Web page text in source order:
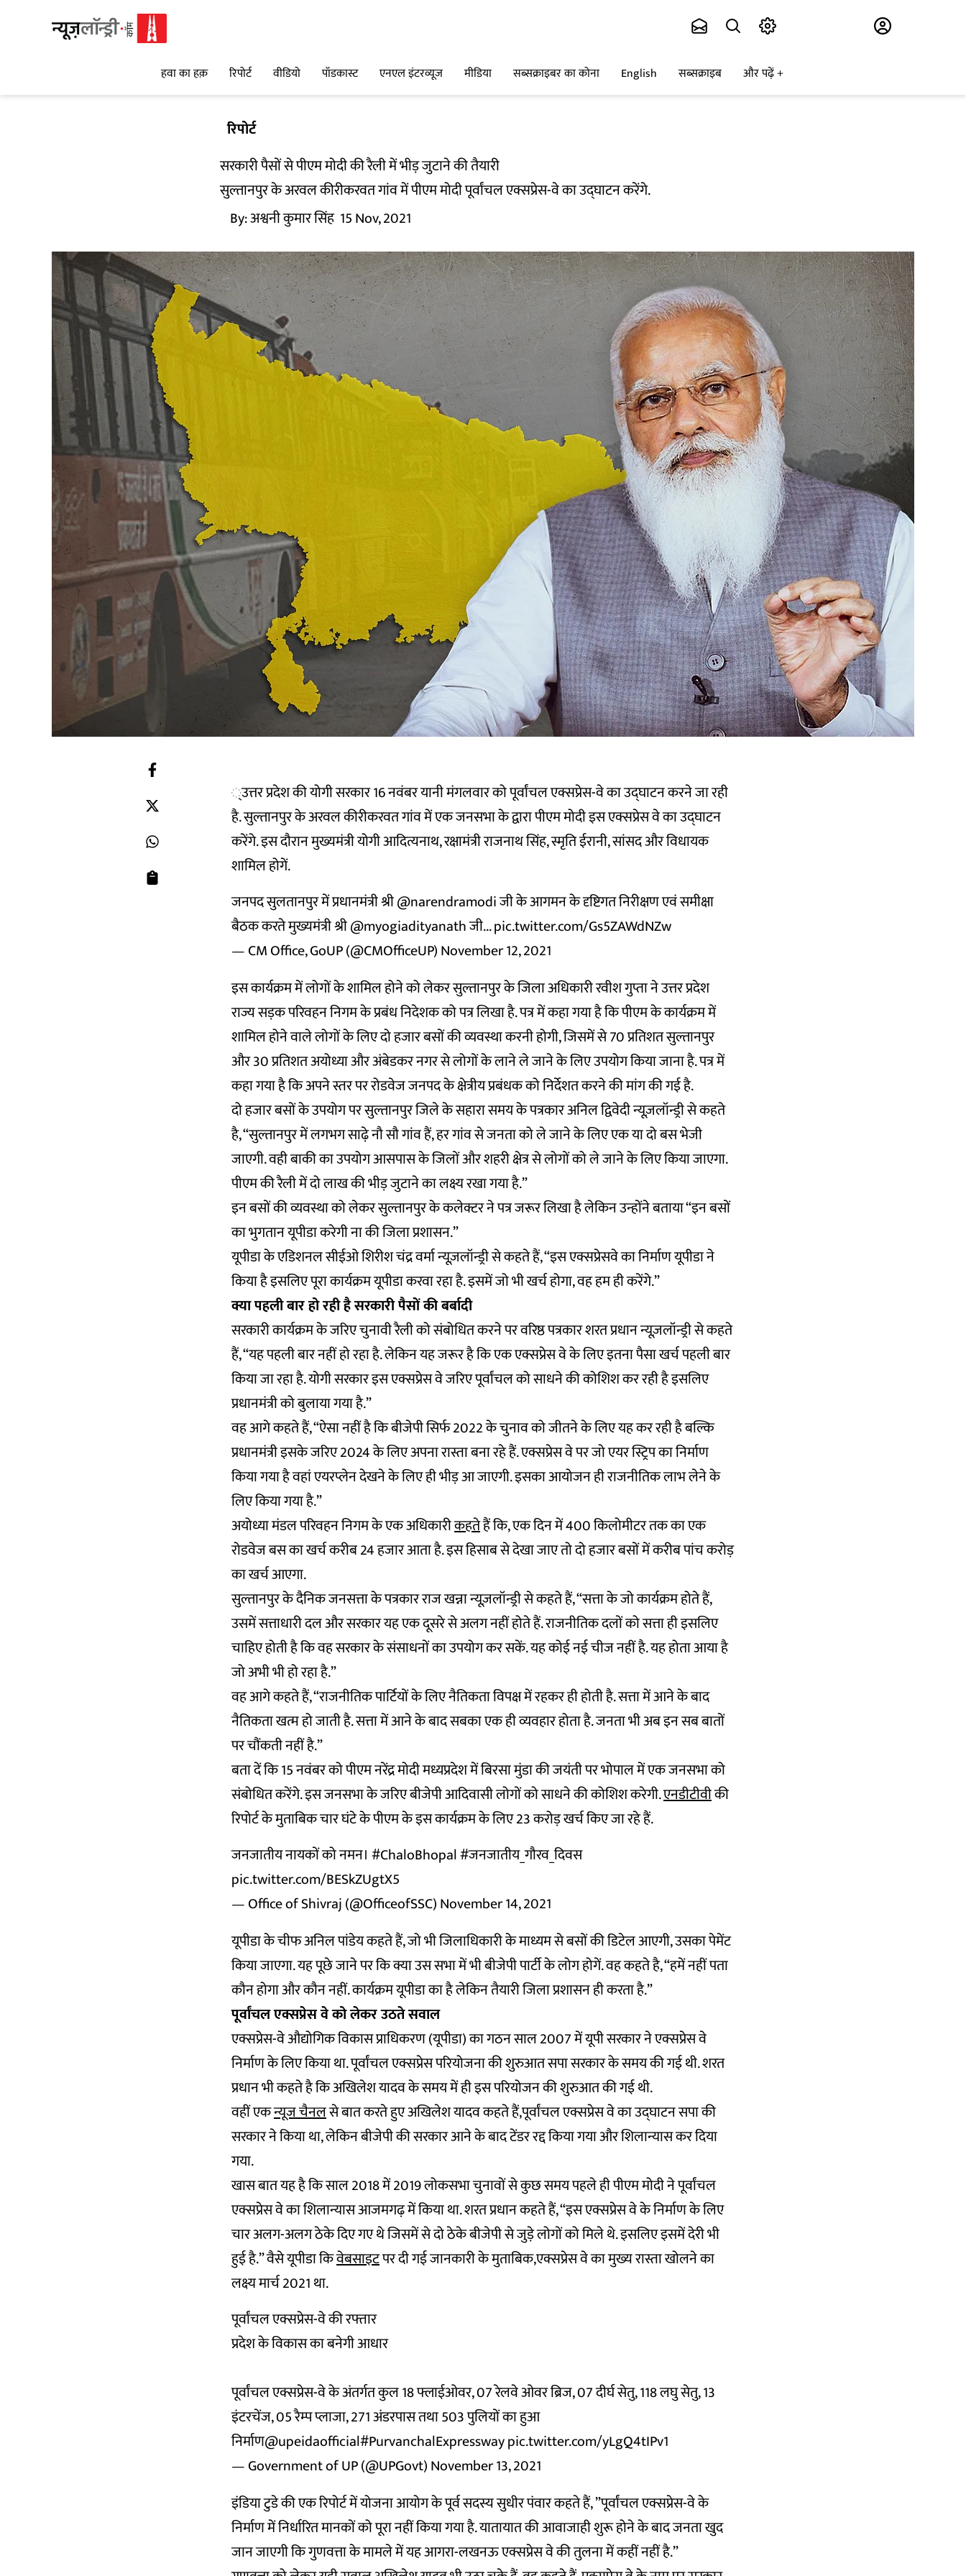
हवा का हक़ रिपोर्ट वीडियो पॉडकास्ट एनएल इंटरव्यूज मीडिया सब्सक्राइबर का कोना English सब्सक्राइब और पढ़ें
रिपोर्ट
सरकारी पैसों से पीएम मोदी की रैली में भीड़ जुटाने की तैयारी
सुल्तानपुर के अरवल कीरीकरवत गांव में पीएम मोदी पूर्वांचल एक्सप्रेस-वे का उद्घाटन करेंगे.
By:अश्वनी कुमार सिंह 15 Nov, 2021
्उत्तर प्रदेश की योगी सरकार 16 नवंबर यानी मंगलवार को पूर्वांचल एक्सप्रेस-वे का उद्घाटन करने जा रही
है. सुल्तानपुर के अरवल कीरीकरवत गांव में एक जनसभा के द्वारा पीएम मोदी इस एक्सप्रेस वे का उद्घाटन
करेंगे. इस दौरान मुख्यमंत्री योगी आदित्यनाथ, रक्षामंत्री राजनाथ सिंह, स्मृति ईरानी, सांसद और विधायक
शामिल होगें.
जनपद सुलतानपुर में प्रधानमंत्री श्री@narendramodiजी के आगमन के दृष्टिगत निरीक्षण एवं समीक्षा
बैठक करते मुख्यमंत्री श्री@myogiadityanathजी...pic.twitter.com/Gs5ZAWdNZw
— CM Office, GoUP (@CMOfficeUP)November 12, 2021
इस कार्यक्रम में लोगों के शामिल होने को लेकर सुल्तानपुर के जिला अधिकारी रवीश गुप्ता ने उत्तर प्रदेश
राज्य सड़क परिवहन निगम के प्रबंध निदेशक को पत्र लिखा है. पत्र में कहा गया है कि पीएम के कार्यक्रम में
शामिल होने वाले लोगों के लिए दो हजार बसों की व्यवस्था करनी होगी, जिसमें से 70 प्रतिशत सुल्तानपुर
और 30 प्रतिशत अयोध्या और अंबेडकर नगर से लोगों के लाने ले जाने के लिए उपयोग किया जाना है. पत्र में
कहा गया है कि अपने स्तर पर रोडवेज जनपद के क्षेत्रीय प्रबंधक को निर्देशत करने की मांग की गई है.
दो हजार बसों के उपयोग पर सुल्तानपुर जिले के सहारा समय के पत्रकार अनिल द्विवेदी न्यूज़लॉन्ड्री से कहते
है, “सुल्तानपुर में लगभग साढ़े नौ सौ गांव हैं, हर गांव से जनता को ले जाने के लिए एक या दो बस भेजी
जाएगी. वही बाकी का उपयोग आसपास के जिलों और शहरी क्षेत्र से लोगों को ले जाने के लिए किया जाएगा.
पीएम की रैली में दो लाख की भीड़ जुटाने का लक्ष्य रखा गया है.”
इन बसों की व्यवस्था को लेकर सुल्तानपुर के कलेक्टर ने पत्र जरूर लिखा है लेकिन उन्होंने बताया “इन बसों
का भुगतान यूपीडा करेगी ना की जिला प्रशासन.”
यूपीडा के एडिशनल सीईओ शिरीश चंद्र वर्मा न्यूज़लॉन्ड्री से कहते हैं, “इस एक्सप्रेसवे का निर्माण यूपीडा ने
किया है इसलिए पूरा कार्यक्रम यूपीडा करवा रहा है. इसमें जो भी खर्च होगा, वह हम ही करेंगे.”
क्या पहली बार हो रही है सरकारी पैसों की बर्बादी
सरकारी कार्यक्रम के जरिए चुनावी रैली को संबोधित करने पर वरिष्ठ पत्रकार शरत प्रधान न्यूज़लॉन्ड्री से कहते
हैं, “यह पहली बार नहीं हो रहा है. लेकिन यह जरूर है कि एक एक्सप्रेस वे के लिए इतना पैसा खर्च पहली बार
किया जा रहा है. योगी सरकार इस एक्सप्रेस वे जरिए पूर्वांचल को साधने की कोशिश कर रही है इसलिए
प्रधानमंत्री को बुलाया गया है.”
वह आगे कहते हैं, “ऐसा नहीं है कि बीजेपी सिर्फ 2022 के चुनाव को जीतने के लिए यह कर रही है बल्कि
प्रधानमंत्री इसके जरिए 2024 के लिए अपना रास्ता बना रहे हैं. एक्सप्रेस वे पर जो एयर स्ट्रिप का निर्माण
किया गया है वहां एयरप्लेन देखने के लिए ही भीड़ आ जाएगी. इसका आयोजन ही राजनीतिक लाभ लेने के
लिए किया गया है.”
अयोध्या मंडल परिवहन निगम के एक अधिकारीकहतेहैं कि, एक दिन में 400 किलोमीटर तक का एक
रोडवेज बस का खर्च करीब 24 हजार आता है. इस हिसाब से देखा जाए तो दो हजार बसों में करीब पांच करोड़
का खर्च आएगा.
सुल्तानपुर के दैनिक जनसत्ता के पत्रकार राज खन्ना न्यूज़लॉन्ड्री से कहते हैं, “सत्ता के जो कार्यक्रम होते हैं,
उसमें सत्ताधारी दल और सरकार यह एक दूसरे से अलग नहीं होते हैं. राजनीतिक दलों को सत्ता ही इसलिए
चाहिए होती है कि वह सरकार के संसाधनों का उपयोग कर सकें. यह कोई नई चीज नहीं है. यह होता आया है
जो अभी भी हो रहा है.”
वह आगे कहते हैं, “राजनीतिक पार्टियों के लिए नैतिकता विपक्ष में रहकर ही होती है. सत्ता में आने के बाद
नैतिकता खत्म हो जाती है. सत्ता में आने के बाद सबका एक ही व्यवहार होता है. जनता भी अब इन सब बातों
पर चौंकती नहीं है.”
बता दें कि 15 नवंबर को पीएम नरेंद्र मोदी मध्यप्रदेश में बिरसा मुंडा की जयंती पर भोपाल में एक जनसभा को
संबोधित करेंगे. इस जनसभा के जरिए बीजेपी आदिवासी लोगों को साधने की कोशिश करेगी.एनडीटीवीकी
रिपोर्ट के मुताबिक चार घंटे के पीएम के इस कार्यक्रम के लिए 23 करोड़ खर्च किए जा रहे हैं.
जनजातीय नायकों को नमन। #ChaloBhopal#जनजातीय_गौरव_दिवस
pic.twitter.com/BESkZUgtX5
— Office of Shivraj (@OfficeofSSC)November 14, 2021
यूपीडा के चीफ अनिल पांडेय कहते हैं, जो भी जिलाधिकारी के माध्यम से बसों की डिटेल आएगी, उसका पेमेंट
किया जाएगा. यह पूछे जाने पर कि क्या उस सभा में भी बीजेपी पार्टी के लोग होगें. वह कहते है, “हमें नहीं पता
कौन होगा और कौन नहीं. कार्यक्रम यूपीडा का है लेकिन तैयारी जिला प्रशासन ही करता है.”
पूर्वांचल एक्सप्रेस वे को लेकर उठते सवाल
एक्सप्रेस-वे औद्योगिक विकास प्राधिकरण (यूपीडा) का गठन साल 2007 में यूपी सरकार ने एक्सप्रेस वे
निर्माण के लिए किया था. पूर्वांचल एक्सप्रेस परियोजना की शुरुआत सपा सरकार के समय की गई थी. शरत
प्रधान भी कहते है कि अखिलेश यादव के समय में ही इस परियोजन की शुरुआत की गई थी.
वहीं एकन्यूज चैनलसे बात करते हुए अखिलेश यादव कहते हैं,पूर्वांचल एक्सप्रेस वे का उद्घाटन सपा की
सरकार ने किया था, लेकिन बीजेपी की सरकार आने के बाद टेंडर रद्द किया गया और शिलान्यास कर दिया
गया.
खास बात यह है कि साल 2018 में 2019 लोकसभा चुनावों से कुछ समय पहले ही पीएम मोदी ने पूर्वांचल
एक्सप्रेस वे का शिलान्यास आजमगढ़ में किया था. शरत प्रधान कहते हैं, “इस एक्सप्रेस वे के निर्माण के लिए
चार अलग-अलग ठेके दिए गए थे जिसमें से दो ठेके बीजेपी से जुड़े लोगों को मिले थे. इसलिए इसमें देरी भी
हुई है.” वैसे यूपीडा किवेबसाइटपर दी गई जानकारी के मुताबिक,एक्सप्रेस वे का मुख्य रास्ता खोलने का
लक्ष्य मार्च 2021 था.
पूर्वांचल एक्सप्रेस-वे की रफ्तार
प्रदेश के विकास का बनेगी आधार
पूर्वांचल एक्सप्रेस-वे के अंतर्गत कुल 18 फ्लाईओवर, 07 रेलवे ओवर ब्रिज, 07 दीर्घ सेतु, 118 लघु सेतु, 13
इंटरचेंज, 05 रैम्प प्लाजा, 271 अंडरपास तथा 503 पुलियों का हुआ
निर्माण@upeidaofficial#PurvanchalExpresswaypic.twitter.com/yLgQ4tIPv1
— Government of UP (@UPGovt)November 13, 2021
इंडिया टुडे की एकरिपोर्टमें योजना आयोग के पूर्व सदस्य सुधीर पंवार कहते हैं, ”पूर्वांचल एक्सप्रेस-वे के
निर्माण में निर्धारित मानकों को पूरा नहीं किया गया है. यातायात की आवाजाही शुरू होने के बाद जनता खुद
जान जाएगी कि गुणवत्ता के मामले में यह आगरा-लखनऊ एक्सप्रेस वे की तुलना में कहीं नहीं है.”